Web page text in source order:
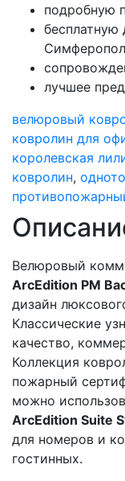
подробную
бесплатную
лучшее
велюровый
ковролин для
королевская
ковролин,
Велюровый
ArcEdition PM
дизайн
Классические
качество,
Коллекция
пожарный
можно
ArcEdition Suite
для номеров и
гостинных.